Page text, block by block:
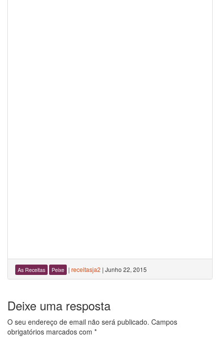
As Receitas Peixe | receitasja2 | Junho 22, 2015
Deixe uma resposta
O seu endereço de email não será publicado. Campos
obrigatórios marcados com *